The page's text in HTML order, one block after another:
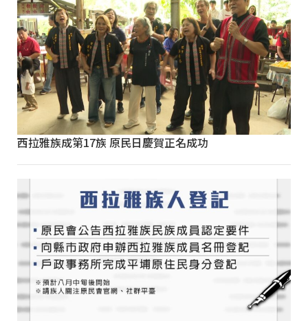
西拉雅族成第17族 原民日慶賀正名成功